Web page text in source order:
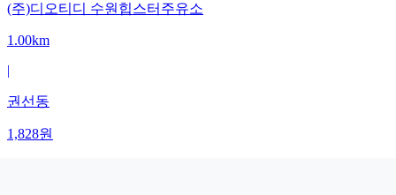
(주)디오티디 수원힙스터주유소
1.00km
|
권선동
1,828원